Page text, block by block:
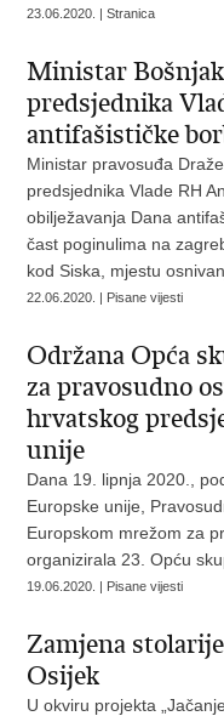
23.06.2020. | Stranica
Ministar
predsjednika
antifašističke
Ministar pravosuđa
predsjednika Vlade RH
obilježavanja Dana
čast poginulima na
kod Siska, mjestu
22.06.2020. | Pisane vijesti
Održana Opća
za pravosudno
hrvatskog
unije
Dana 19. lipnja 2020.,
Europske unije,
Europskom mrežom za
organizirala 23. Opću
19.06.2020. | Pisane vijesti
Zamjena
Osijek
U okviru projekta